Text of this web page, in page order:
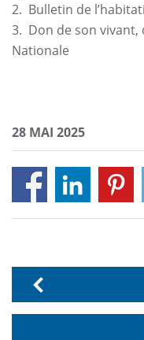
2. Bulletin de
3. Don de son vivant,
Nationale
28 MAI 2025